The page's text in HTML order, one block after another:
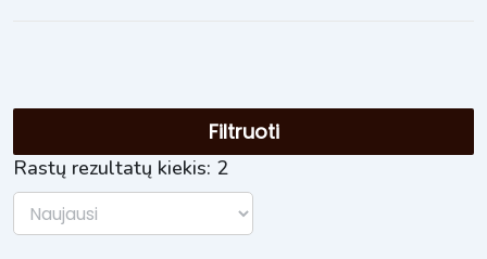
Rastų rezultatų kiekis: 2
Filtruoti